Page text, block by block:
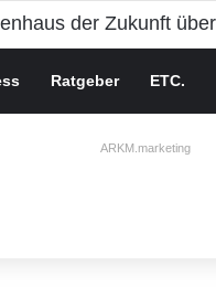
Ratgeber ETC.
ARKM.marketing